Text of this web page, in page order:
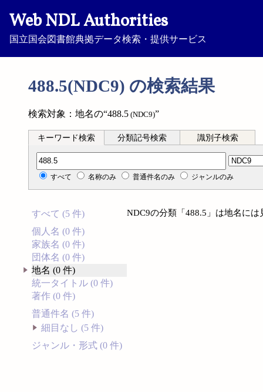
Web NDL Authorities
国立国会図書館典拠データ検索・提供サービス
488.5(NDC9) の検索結果
検索対象：地名の“488.5 (NDC9)”
キーワード検索 分類記号検索 識別子検索
分類記号検索
すべて 名称のみ 普通件名のみ ジャンルのみ
すべて (5 件)
個人名 (0 件)
家族名 (0 件)
団体名 (0 件)
地名 (0 件)
統一タイトル (0 件)
著作 (0 件)
普通件名 (5 件)
細目なし (5 件)
ジャンル・形式 (0 件)
NDC9の分類「488.5」は地名に